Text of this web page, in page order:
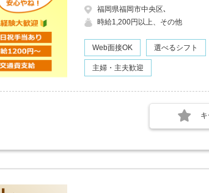
福岡県福岡市中央区､
時給1,200円以上、その他
Web面接OK 選べるシフト
主婦・主夫歓迎